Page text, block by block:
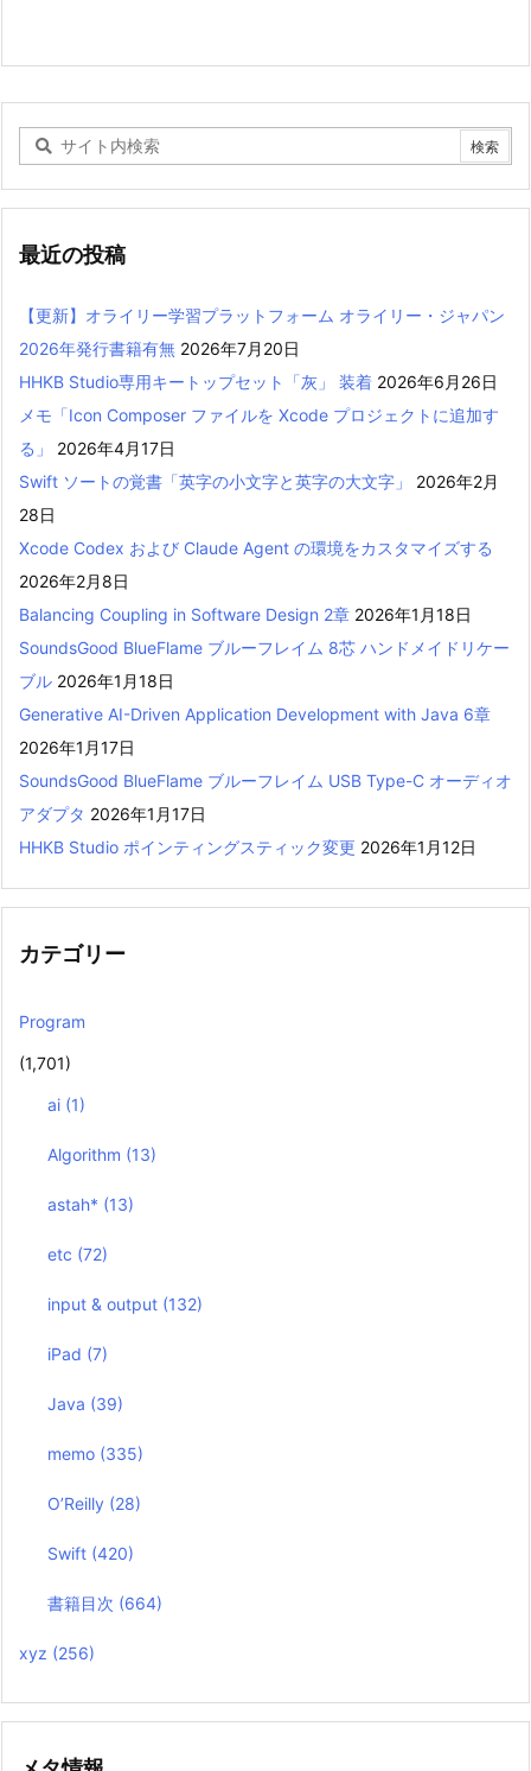
最近の投稿
【更新】オライリー学習プラットフォーム オライリー・ジャパン
2026年発行書籍有無 2026年7月20日
HHKB Studio専用キートップセット「灰」 装着 2026年6月26日
メモ「Icon Composer ファイルを Xcode プロジェクトに追加す
る」
2026年4月17日
Swift ソートの覚書「英字の小文字と英字の大文字」
2026年2月
28日
Xcode Codex および Claude Agent の環境をカスタマイズする
2026年2月8日
Balancing Coupling in Software Design 2章 2026年1月18日
SoundsGood BlueFlame ブルーフレイム 8芯 ハンドメイドリケー
ブル 2026年1月18日
Generative AI-Driven Application Development with Java 6章
2026年1月17日
SoundsGood BlueFlame ブルーフレイム USB Type-C オーディオ
アダプタ 2026年1月17日
HHKB Studio ポインティングスティック変更 2026年1月12日
カテゴリー
Program
(1,701)
ai (1)
Algorithm (13)
astah* (13)
etc (72)
input & output (132)
iPad (7)
Java (39)
memo (335)
O’Reilly (28)
Swift (420)
書籍目次 (664)
xyz (256)